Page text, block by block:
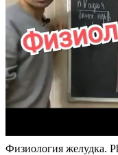
Физиология желудка.